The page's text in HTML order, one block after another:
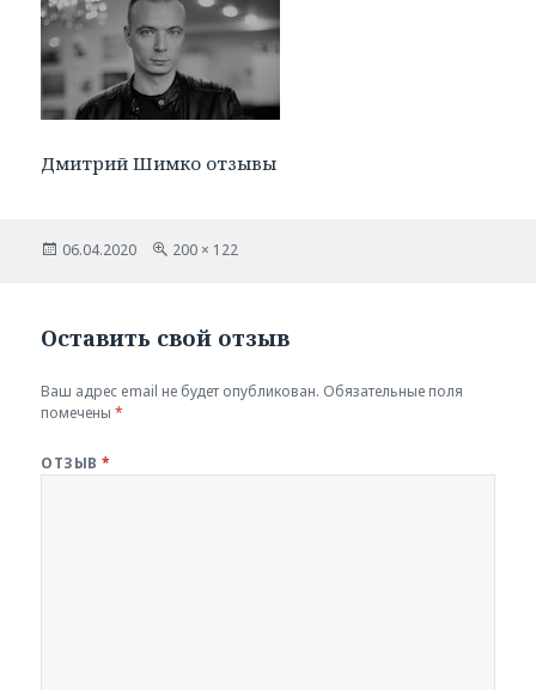
Дмитрий Шимко отзывы
Опубликовано
06.04.2020
Полный
200 × 122
Оставить свой отзыв
Ваш адрес email не будет опубликован. Обязательные поля
помечены*
ОТЗЫВ*